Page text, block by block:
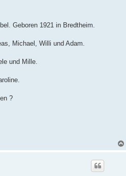
Geboren 1921 in Bredtheim.
Michael, Willi und Adam.
und Mille.
?